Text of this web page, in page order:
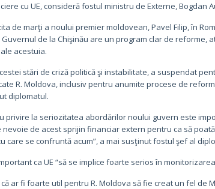
cu UE, consideră fostul ministru de Externe, Bogdan
de marţi a noului premier moldovean, Pavel Filip, în
de la Chişinău are un program clar de reforme,
acestuia.
stări de criză politică şi instabilitate, a suspendat
R. Moldova, inclusiv pentru anumite procese de
diplomatul.
privire la seriozitatea abordărilor noului guvern este
nevoie de acest sprijin financiar extern pentru ca să
care se confruntă acum”, a mai susţinut fostul şef al
ca UE “să se implice foarte serios în
ar fi foarte util pentru R. Moldova să fie creat un fel de